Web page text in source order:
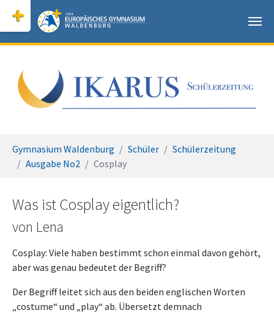
Skip to main content
Gymnasium Waldenburg Schüler
Schülerzeitung
Ausgabe No2
Cosplay
Was ist Cosplay eigentlich?
von Lena
Cosplay: Viele haben bestimmt schon einmal davon gehört,
aber was genau bedeutet der Begriff?
Der Begriff leitet sich aus den beiden englischen Worten
„costume“ und „play“ ab. Übersetzt demnach